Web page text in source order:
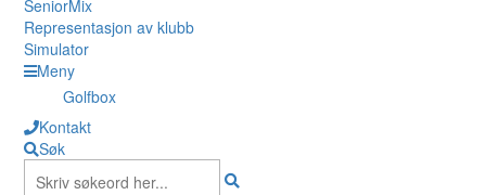
SeniorMix
Representasjon av klubb
Simulator
Meny
Golfbox
Kontakt
Søk